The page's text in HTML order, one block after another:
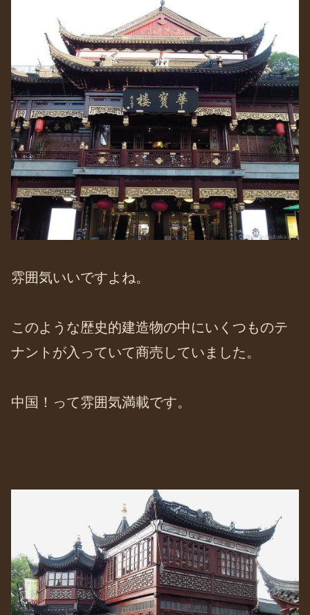
雰囲気いいですよね。
このような歴史的建造物の中にいくつものテ
ナントが入っていて商売していました。
中国！って雰囲気満載です。